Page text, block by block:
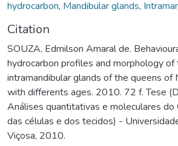
hydrocarbon, Mandibular glands,
Citation
SOUZA, Edmilson Amaral de.
hydrocarbon profiles and morphology of
intramandibular glands of the queens of
with differents ages. 2010. 72 f. Tese
Análises quantitativas e moleculares do
das células e dos tecidos) -
Viçosa, 2010.